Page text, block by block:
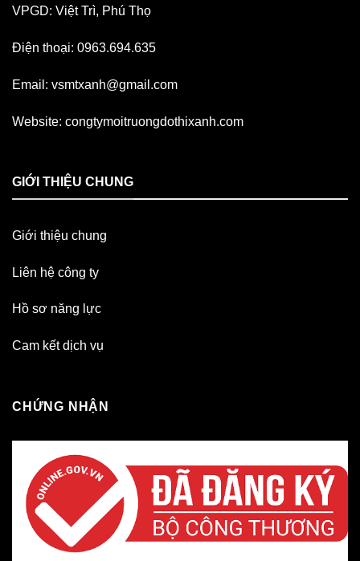
VPGD: Việt Trì, Phú Thọ
Điện thoại: 0963.694.635
Email: vsmtxanh@gmail.com
Website: congtymoitruongdothixanh.com
GIỚI THIỆU CHUNG
Giới thiệu chung
Liên hệ công ty
Hồ sơ năng lực
Cam kết dịch vụ
CHỨNG NHẬN